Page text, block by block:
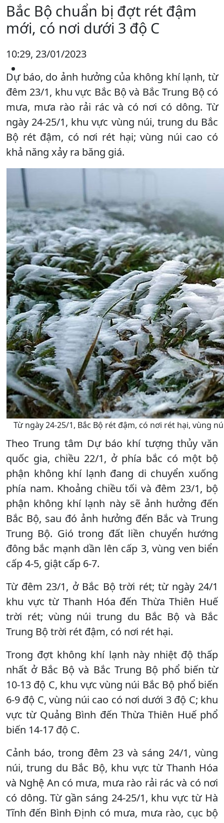
Bắc Bộ chuẩn bị đợt rét đậm
mới, có nơi dưới 3 độ C
10:29, 23/01/2023
Dự báo, do ảnh hưởng của không khí lạnh, từ
đêm 23/1, khu vực Bắc Bộ và Bắc Trung Bộ có
mưa, mưa rào rải rác và có nơi có dông. Từ
ngày 24-25/1, khu vực vùng núi, trung du Bắc
Bộ rét đậm, có nơi rét hại; vùng núi cao có
khả năng xảy ra băng giá.
Từ ngày 24-25/1, Bắc Bộ rét đậm, có nơi rét hại, vùng
Theo Trung tâm Dự báo khí tượng thủy văn
quốc gia, chiều 22/1, ở phía bắc có một bộ
phận không khí lạnh đang di chuyển xuống
phía nam. Khoảng chiều tối và đêm 23/1, bộ
phận không khí lạnh này sẽ ảnh hưởng đến
Bắc Bộ, sau đó ảnh hưởng đến Bắc và Trung
Trung Bộ. Gió trong đất liền chuyển hướng
đông bắc mạnh dần lên cấp 3, vùng ven biển
cấp 4-5, giật cấp 6-7.
Từ đêm 23/1, ở Bắc Bộ trời rét; từ ngày 24/1
khu vực từ Thanh Hóa đến Thừa Thiên Huế
trời rét; vùng núi trung du Bắc Bộ và Bắc
Trung Bộ trời rét đậm, có nơi rét hại.
Trong đợt không khí lạnh này nhiệt độ thấp
nhất ở Bắc Bộ và Bắc Trung Bộ phổ biến từ
10-13 độ C, khu vực vùng núi Bắc Bộ phổ biến
6-9 độ C, vùng núi cao có nơi dưới 3 độ C; khu
vực từ Quảng Bình đến Thừa Thiên Huế phổ
biến 14-17 độ C.
Cảnh báo, trong đêm 23 và sáng 24/1, vùng
núi, trung du Bắc Bộ, khu vực từ Thanh Hóa
và Nghệ An có mưa, mưa rào rải rác và có nơi
có dông. Từ gần sáng 24-25/1, khu vực từ Hà
Tĩnh đến Bình Định có mưa, mưa rào, cục bộ